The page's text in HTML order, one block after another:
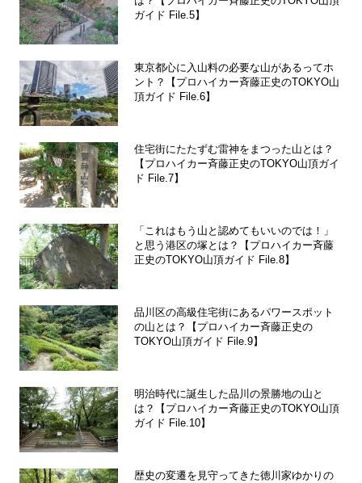
ガイド File.5】
東京都心に入山料の必要な山があるってホ
ント？【プロハイカー斉藤正史のTOKYO山
頂ガイド File.6】
住宅街にたたずむ雷神をまつった山とは？
【プロハイカー斉藤正史のTOKYO山頂ガイ
ド File.7】
「これはもう山と認めてもいいのでは！」
と思う港区の塚とは？【プロハイカー斉藤
正史のTOKYO山頂ガイド File.8】
品川区の高級住宅街にあるパワースポット
の山とは？【プロハイカー斉藤正史の
TOKYO山頂ガイド File.9】
明治時代に誕生した品川の景勝地の山と
は？【プロハイカー斉藤正史のTOKYO山頂
ガイド File.10】
歴史の変遷を見守ってきた徳川家ゆかりの